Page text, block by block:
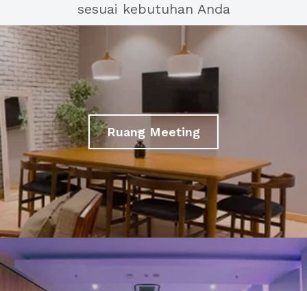
sesuai kebutuhan Anda
Ruang Meeting